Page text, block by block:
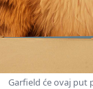
Garfield će ovaj put